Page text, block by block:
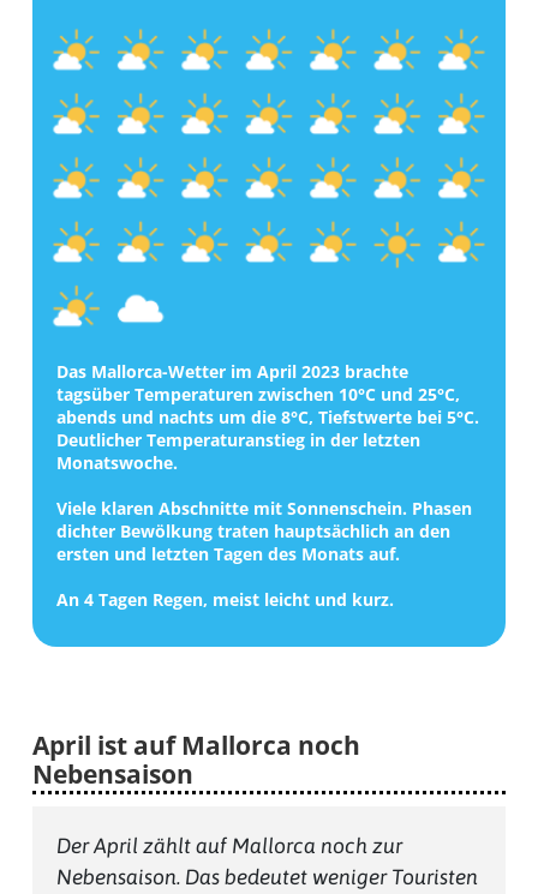
Das Mallorca-Wetter im April 2023 brachte
tagsüber Temperaturen zwischen 10°C und 25°C,
abends und nachts um die 8°C, Tiefstwerte bei 5°C.
Deutlicher Temperaturanstieg in der letzten
Monatswoche.
Viele klaren Abschnitte mit Sonnenschein. Phasen
dichter Bewölkung traten hauptsächlich an den
ersten und letzten Tagen des Monats auf.
An 4 Tagen Regen, meist leicht und kurz.
April ist auf Mallorca noch
Nebensaison
Der April zählt auf Mallorca noch zur
Nebensaison. Das bedeutet weniger Touristen